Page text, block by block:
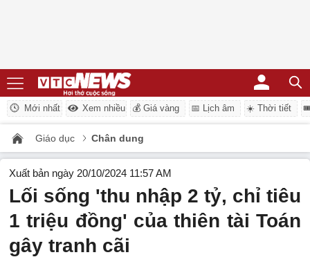
Mới nhất Xem nhiều 💰 Giá vàng 📅 Lịch âm ☀️ Thời tiết
Giáo dục Chân dung
Xuất bản ngày 20/10/2024 11:57 AM
Lối sống 'thu nhập 2 tỷ, chỉ tiêu
1 triệu đồng' của thiên tài Toán
gây tranh cãi